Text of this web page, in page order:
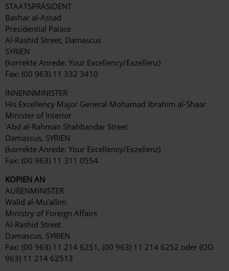
STAATSPRÄSIDENT
Bashar al-Assad
Presidential Palace
Al-Rashid Street, Damascus
SYRIEN
(korrekte Anrede: Your Excellency/Exzellenz)
Fax: (00 963) 11 332 3410
INNENNMINISTER
His Excellency Major General Mohamad Ibrahim al-Shaar
Minister of Interior
'Abd al-Rahman Shahbandar Street
Damascus, SYRIEN
(korrekte Anrede: Your Excellency/Exzellenz)
Fax: (00 963) 11 311 0554
KOPIEN AN
AUßENMINISTER
Walid al-Mu’allim
Ministry of Foreign Affairs
Al-Rashid Street
Damascus, SYRIEN
Fax: (00 963) 11 214 6251, (00 963) 11 214 6252 oder (OO
963) 11 214 62513